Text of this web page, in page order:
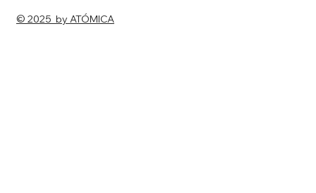
© 2025 by ATÓMICA